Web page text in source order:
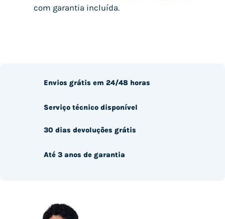
com garantia incluída.
Envios grátis em 24/48 horas
Serviço técnico disponível
30 dias devoluções grátis
Até 3 anos de garantia